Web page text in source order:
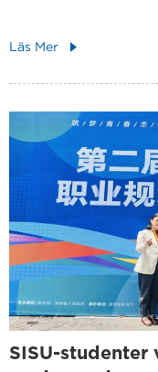
Läs Mer
SISU-